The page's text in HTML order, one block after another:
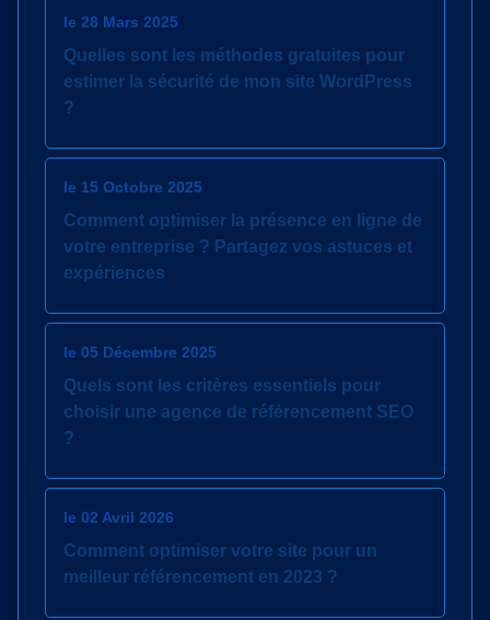
le 28 Mars 2025
Quelles sont les méthodes gratuites pour
estimer la sécurité de mon site WordPress
?
le 15 Octobre 2025
Comment optimiser la présence en ligne de
votre entreprise ? Partagez vos astuces et
expériences
le 05 Décembre 2025
Quels sont les critères essentiels pour
choisir une agence de référencement SEO
?
le 02 Avril 2026
Comment optimiser votre site pour un
meilleur référencement en 2023 ?